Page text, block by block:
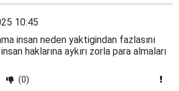
10:45
insan neden yaktigindan fazlasını
haklarına aykırı zorla para almaları
(0)